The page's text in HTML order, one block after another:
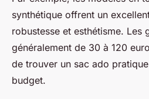
synthétique offrent un
robustesse et esthétisme. Les
généralement de 30 à 120
de trouver un sac ado
budget.